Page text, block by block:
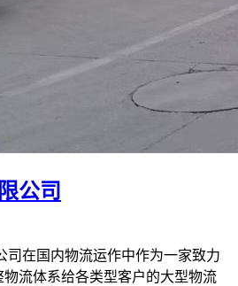
公司
司在国内物流运作中作为一家致力
流体系给各类型客户的大型物流